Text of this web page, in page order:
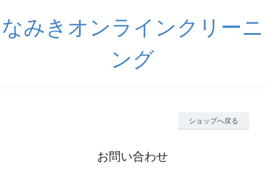
なみきオンラインクリーニ
ング
ショップへ戻る
お問い合わせ